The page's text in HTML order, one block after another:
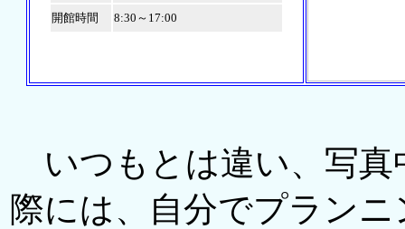
開館時間 8:30～17:00
いつもとは違い、写真
際には、自分でプラン